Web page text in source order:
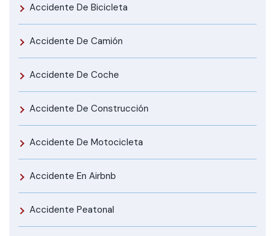
Accidente De Bicicleta
Accidente De Camión
Accidente De Coche
Accidente De Construcción
Accidente De Motocicleta
Accidente En Airbnb
Accidente Peatonal